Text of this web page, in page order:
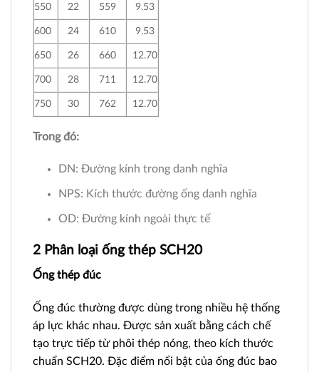
550 22 559 9.53
600 24 610 9.53
650 26 660 12.70
700 28 711 12.70
750 30 762 12.70
Trong đó:
DN: Đường kính trong danh nghĩa
NPS: Kích thước đường ống danh nghĩa
OD: Đường kính ngoài thực tế
2 Phân loại ống thép SCH20
Ống thép đúc
Ống đúc thường được dùng trong nhiều hệ thống
áp lực khác nhau. Được sản xuất bằng cách chế
tạo trực tiếp từ phôi thép nóng, theo kích thước
chuẩn SCH20. Đặc điểm nổi bật của ống đúc bao